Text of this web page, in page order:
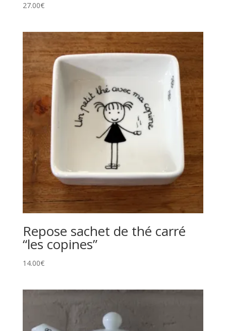
27.00€
Repose sachet de thé carré
“les copines”
14.00€